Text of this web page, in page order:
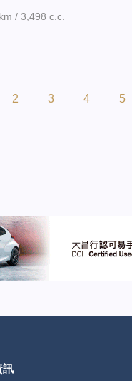
/ 3,498 c.c.
2 3 4 5
訊